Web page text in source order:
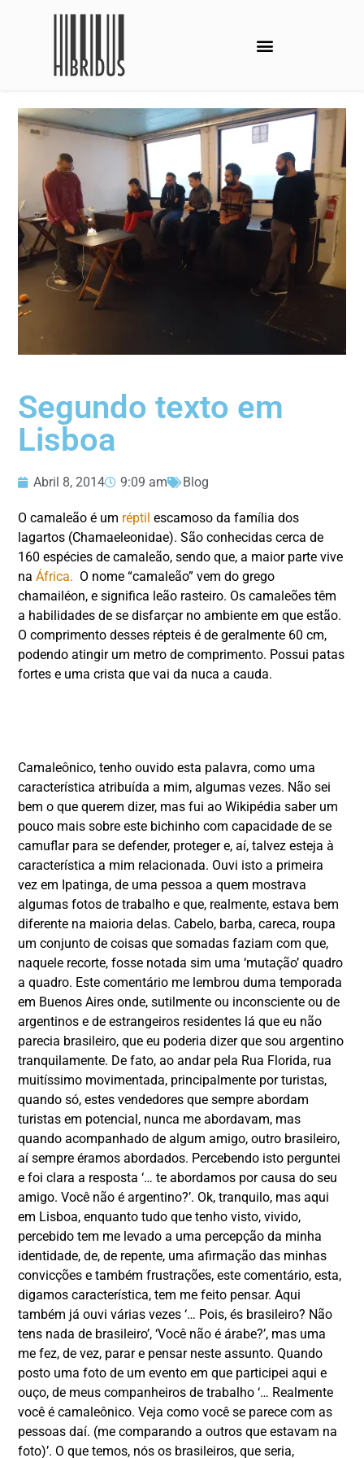
Segundo texto em
Lisboa
Abril 8, 2014 9:09 am Blog
O camaleão é um réptil escamoso da família dos
lagartos (Chamaeleonidae). São conhecidas cerca de
160 espécies de camaleão, sendo que, a maior parte vive
naÁfrica. O nome “camaleão” vem do grego
chamailéon, e significa leão rasteiro. Os camaleões têm
a habilidades de se disfarçar no ambiente em que estão.
O comprimento desses répteis é de geralmente 60 cm,
podendo atingir um metro de comprimento. Possui patas
fortes e uma crista que vai da nuca a cauda.
Camaleônico, tenho ouvido esta palavra, como uma
característica atribuída a mim, algumas vezes. Não sei
bem o que querem dizer, mas fui ao Wikipédia saber um
pouco mais sobre este bichinho com capacidade de se
camuflar para se defender, proteger e, aí, talvez esteja à
característica a mim relacionada. Ouvi isto a primeira
vez em Ipatinga, de uma pessoa a quem mostrava
algumas fotos de trabalho e que, realmente, estava bem
diferente na maioria delas. Cabelo, barba, careca, roupa
um conjunto de coisas que somadas faziam com que,
naquele recorte, fosse notada sim uma ‘mutação’ quadro
a quadro. Este comentário me lembrou duma temporada
em Buenos Aires onde, sutilmente ou inconsciente ou de
argentinos e de estrangeiros residentes lá que eu não
parecia brasileiro, que eu poderia dizer que sou argentino
tranquilamente. De fato, ao andar pela Rua Florida, rua
muitíssimo movimentada, principalmente por turistas,
quando só, estes vendedores que sempre abordam
turistas em potencial, nunca me abordavam, mas
quando acompanhado de algum amigo, outro brasileiro,
aí sempre éramos abordados. Percebendo isto perguntei
e foi clara a resposta ‘… te abordamos por causa do seu
amigo. Você não é argentino?’. Ok, tranquilo, mas aqui
em Lisboa, enquanto tudo que tenho visto, vivido,
percebido tem me levado a uma percepção da minha
identidade, de, de repente, uma afirmação das minhas
convicções e também frustrações, este comentário, esta,
digamos característica, tem me feito pensar. Aqui
também já ouvi várias vezes ‘… Pois, és brasileiro? Não
tens nada de brasileiro’, ‘Você não é árabe?’, mas uma
me fez, de vez, parar e pensar neste assunto. Quando
posto uma foto de um evento em que participei aqui e
ouço, de meus companheiros de trabalho ‘… Realmente
você é camaleônico. Veja como você se parece com as
pessoas daí. (me comparando a outros que estavam na
foto)’. O que temos, nós os brasileiros, que seria,